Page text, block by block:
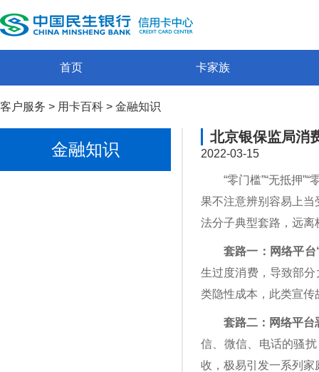
首页 卡家族
客户服务 > 用卡百科 > 金融知识
金融知识
北京银保监局消
2022-03-15
“零门槛”“无抵押
果不注意辨别容易上
法分子典型套路，远
套路一：网络平
生过度消费，导致部分
类隐性成本，此类宣
套路二：网络平台
信、微信、电话的骚
收，极易引发一系列家